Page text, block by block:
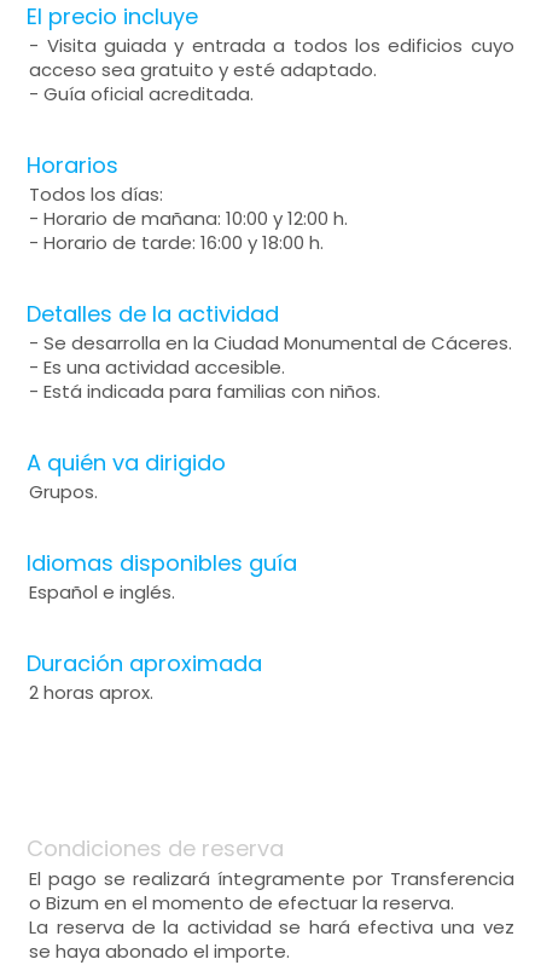
El precio incluye
- Visita guiada y entrada a todos los edificios cuyo
acceso sea gratuito y esté adaptado.
- Guía oficial acreditada.
Horarios
Todos los días:
- Horario de mañana: 10:00 y 12:00 h.
- Horario de tarde: 16:00 y 18:00 h.
Detalles de la actividad
- Se desarrolla en la Ciudad Monumental de Cáceres.
- Es una actividad accesible.
- Está indicada para familias con niños.
A quién va dirigido
Grupos.
Idiomas disponibles guía
Español e inglés.
Duración aproximada
2 horas aprox.
Condiciones de reserva
El pago se realizará íntegramente por Transferencia
o Bizum en el momento de efectuar la reserva.
La reserva de la actividad se hará efectiva una vez
se haya abonado el importe.